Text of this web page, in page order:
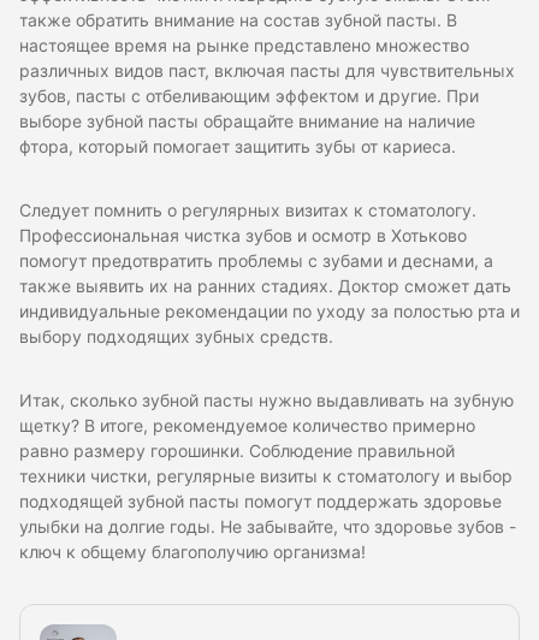
также обратить внимание на состав зубной пасты. В
настоящее время на рынке представлено множество
различных видов паст, включая пасты для чувствительных
зубов, пасты с отбеливающим эффектом и другие. При
выборе зубной пасты обращайте внимание на наличие
фтора, который помогает защитить зубы от кариеса.
Следует помнить о регулярных визитах к стоматологу.
Профессиональная чистка зубов и осмотр в Хотьково
помогут предотвратить проблемы с зубами и деснами, а
также выявить их на ранних стадиях. Доктор сможет дать
индивидуальные рекомендации по уходу за полостью рта и
выбору подходящих зубных средств.
Итак, сколько зубной пасты нужно выдавливать на зубную
щетку? В итоге, рекомендуемое количество примерно
равно размеру горошинки. Соблюдение правильной
техники чистки, регулярные визиты к стоматологу и выбор
подходящей зубной пасты помогут поддержать здоровье
улыбки на долгие годы. Не забывайте, что здоровье зубов -
ключ к общему благополучию организма!